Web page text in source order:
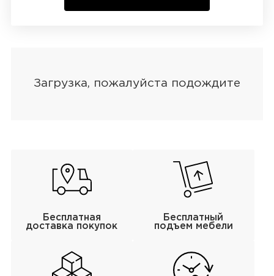
Бесплатная
доставка покупок
Бесплатный
подъем мебели